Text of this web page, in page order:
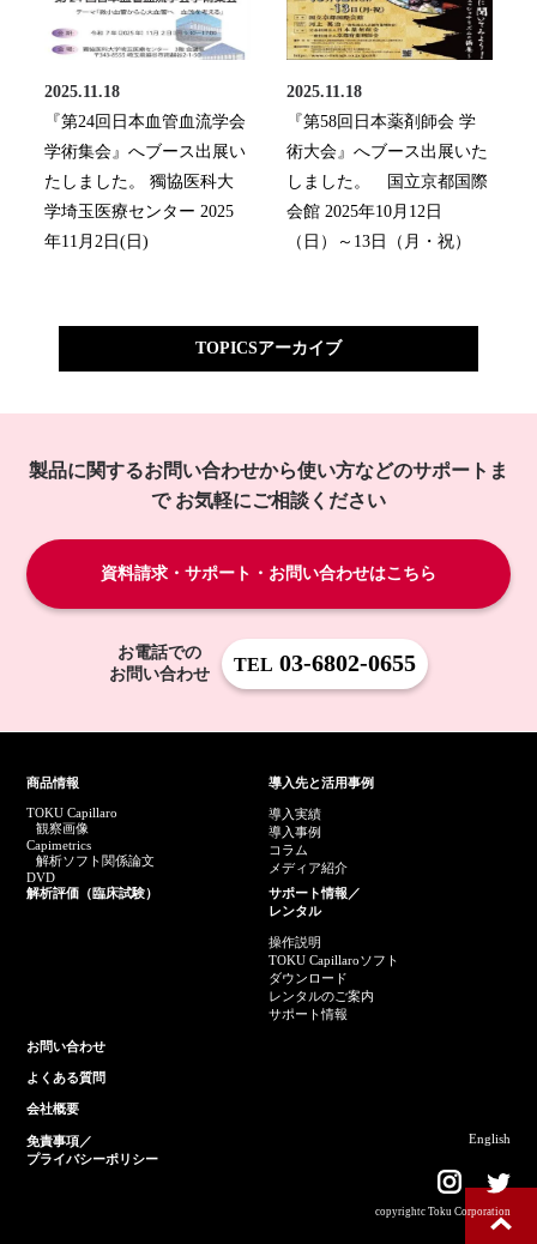
2025.11.18
『第24回日本血管血流学会
学術集会』へブース出展い
たしました。 獨協医科大
学埼玉医療センター 2025
年11月2日(日)
2025.11.18
『第58回日本薬剤師会 学
術大会』へブース出展いた
しました。 国立京都国際
会館 2025年10月12日
（日）～13日（月・祝）
TOPICSアーカイブ
製品に関するお問い合わせから使い方などのサポートま
で お気軽にご相談ください
資料請求・サポート・お問い合わせはこちら
お電話での
お問い合わせ
TEL 03-6802-0655
商品情報
TOKU Capillaro
観察画像
Capimetrics
解析ソフト関係論文
DVD
導入先と活用事例
導入実績
導入事例
コラム
メディア紹介
解析評価（臨床試験）
サポート情報／
レンタル
操作説明
TOKU Capillaroソフト
ダウンロード
レンタルのご案内
サポート情報
お問い合わせ
よくある質問
会社概要
免責事項／
プライバシーポリシー
English
copyrightc Toku Corporation